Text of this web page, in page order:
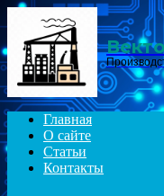
Главная
О сайте
Статьи
Контакты